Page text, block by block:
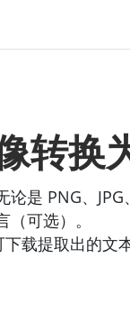
转换
是 PNG、JPG
可选）。
载提取出的文本